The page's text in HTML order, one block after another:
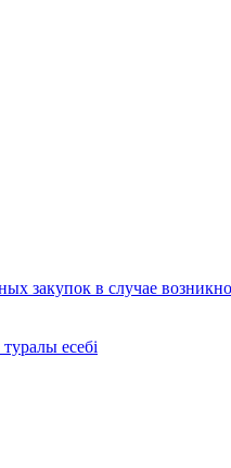
закупок в случае
есебі